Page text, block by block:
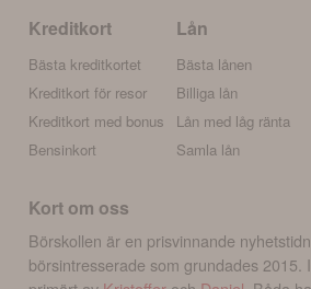
Kreditkort
Bästa kreditkortet
Kreditkort för resor
Kreditkort med bonus
Bensinkort
Lån
Bästa lånen
Billiga lån
Lån med låg ränta
Samla lån
Kort om oss
Börskollen är en prisvinnande
börsintresserade som grundades 2015.